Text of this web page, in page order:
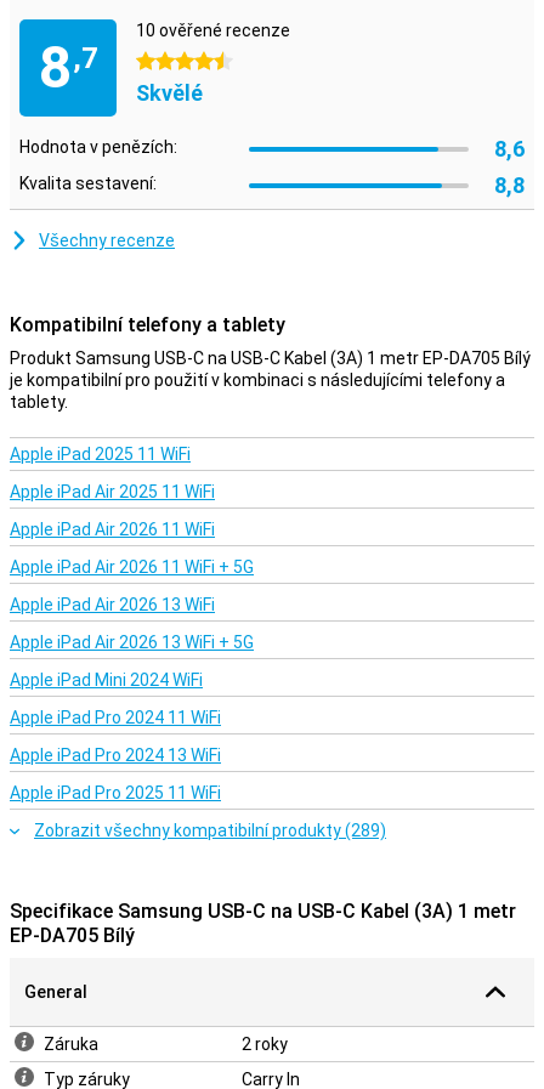
8,7
10 ověřené recenze
4.5 hvězdičky
Skvělé
Hodnota v penězích: 8,6
Kvalita sestavení: 8,8
Všechny recenze
Kompatibilní telefony a tablety
Produkt Samsung USB-C na USB-C Kabel (3A) 1 metr EP-DA705 Bílý
je kompatibilní pro použití v kombinaci s následujícími telefony a
tablety.
Apple iPad 2025 11 WiFi
Apple iPad Air 2025 11 WiFi
Apple iPad Air 2026 11 WiFi
Apple iPad Air 2026 11 WiFi + 5G
Apple iPad Air 2026 13 WiFi
Apple iPad Air 2026 13 WiFi + 5G
Apple iPad Mini 2024 WiFi
Apple iPad Pro 2024 11 WiFi
Apple iPad Pro 2024 13 WiFi
Apple iPad Pro 2025 11 WiFi
Zobrazit všechny kompatibilní produkty (289)
Specifikace Samsung USB-C na USB-C Kabel (3A) 1 metr
EP-DA705 Bílý
General
Záruka
2 roky
Typ záruky
Carry In